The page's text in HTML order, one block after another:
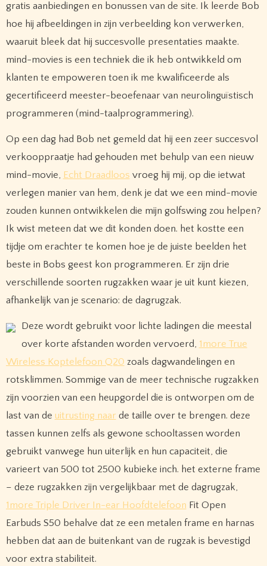
gratis aanbiedingen en bonussen van de site. Ik leerde Bob
hoe hij afbeeldingen in zijn verbeelding kon verwerken,
waaruit bleek dat hij succesvolle presentaties maakte.
mind-movies is een techniek die ik heb ontwikkeld om
klanten te empoweren toen ik me kwalificeerde als
gecertificeerd meester-beoefenaar van neurolinguïstisch
programmeren (mind-taalprogrammering).
Op een dag had Bob net gemeld dat hij een zeer succesvol
verkooppraatje had gehouden met behulp van een nieuw
mind-movie, Echt Draadloos vroeg hij mij, op die ietwat
verlegen manier van hem, denk je dat we een mind-movie
zouden kunnen ontwikkelen die mijn golfswing zou helpen?
Ik wist meteen dat we dit konden doen. het kostte een
tijdje om erachter te komen hoe je de juiste beelden het
beste in Bobs geest kon programmeren. Er zijn drie
verschillende soorten rugzakken waar je uit kunt kiezen,
afhankelijk van je scenario: de dagrugzak.
Deze wordt gebruikt voor lichte ladingen die meestal
over korte afstanden worden vervoerd, 1more True
Wireless Koptelefoon Q20 zoals dagwandelingen en
rotsklimmen. Sommige van de meer technische rugzakken
zijn voorzien van een heupgordel die is ontworpen om de
last van de uitrusting naarde taille over te brengen. deze
tassen kunnen zelfs als gewone schooltassen worden
gebruikt vanwege hun uiterlijk en hun capaciteit, die
varieert van 500 tot 2500 kubieke inch. het externe frame
– deze rugzakken zijn vergelijkbaar met de dagrugzak,
1more Triple Driver In-ear Hoofdtelefoon Fit Open
Earbuds S50 behalve dat ze een metalen frame en harnas
hebben dat aan de buitenkant van de rugzak is bevestigd
voor extra stabiliteit.